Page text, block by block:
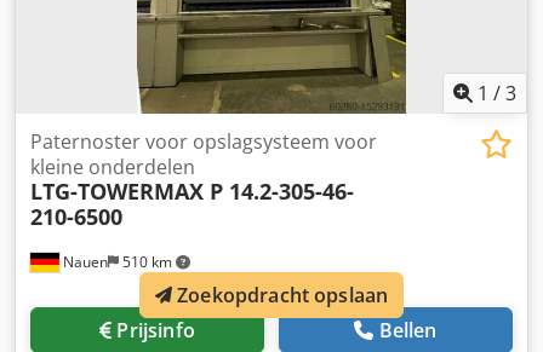
direct Locatie: 45481 Mülheim a.d. Ruhr
1 /3
Nauen 510 km
Paternoster voor opslagsysteem voor
kleine onderdelen
LTG-TOWERMAX P 14.2-305-46-
210-6500
Prijsinfo Bellen
Zoekopdracht opslaan